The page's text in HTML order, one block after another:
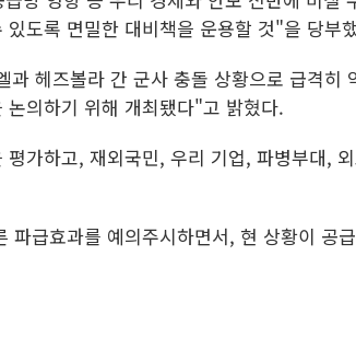
도록 면밀한 대비책을 운용할 것"을 당부
헤즈볼라 간 군사 충돌 상황으로 급격히
의하기 위해 개최됐다"고 밝혔다.
가하고, 재외국민, 우리 기업, 파병부대,
파급효과를 예의주시하면서, 현 상황이 공